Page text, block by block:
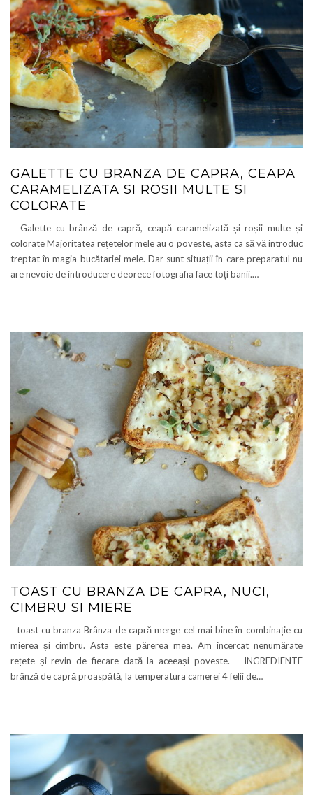
GALETTE CU BRANZA DE CAPRA, CEAPA
CARAMELIZATA SI ROSII MULTE SI
COLORATE
Galette cu brânză de capră, ceapă caramelizată și roșii multe și
colorate Majoritatea rețetelor mele au o poveste, asta ca să vă introduc
treptat în magia bucătariei mele. Dar sunt situații în care preparatul nu
are nevoie de introducere deorece fotografia face toți banii.…
TOAST CU BRANZA DE CAPRA, NUCI,
CIMBRU SI MIERE
toast cu branza Brânza de capră merge cel mai bine în combinație cu
mierea și cimbru. Asta este părerea mea. Am încercat nenumărate
rețete și revin de fiecare dată la aceeași poveste. INGREDIENTE
brânză de capră proaspătă, la temperatura camerei 4 felii de…